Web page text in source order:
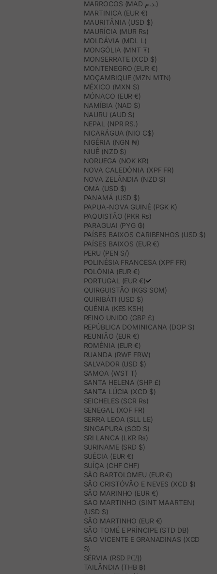
MARROCOS (MAD د.م.)
MARTINICA (EUR €)
MAURITÂNIA (USD $)
MAURÍCIA (MUR ₨)
MOLDÁVIA (MDL L)
MONGÓLIA (MNT ₮)
MONSERRATE (XCD $)
MONTENEGRO (EUR €)
MOÇAMBIQUE (MZN MTN)
MÉXICO (MXN $)
MÓNACO (EUR €)
NAMÍBIA (NAD $)
NAURU (AUD $)
NEPAL (NPR RS.)
NICARÁGUA (NIO C$)
NIGÉRIA (NGN ₦)
NIUÊ (NZD $)
NORUEGA (NOK KR)
NOVA CALEDÓNIA (XPF FR)
NOVA ZELÂNDIA (NZD $)
OMÃ (USD $)
PANAMÁ (USD $)
PAPUA-NOVA GUINÉ (PGK K)
PAQUISTÃO (PKR ₨)
PARAGUAI (PYG ₲)
PAÍSES BAIXOS CARIBENHOS (USD $)
PAÍSES BAIXOS (EUR €)
PERU (PEN S/)
POLINÉSIA FRANCESA (XPF FR)
POLÓNIA (EUR €)
PORTUGAL (EUR €)
QUIRGUISTÃO (KGS SOM)
QUIRIBÁTI (USD $)
QUÉNIA (KES KSH)
REINO UNIDO (GBP £)
REPÚBLICA DOMINICANA (DOP $)
REUNIÃO (EUR €)
ROMÉNIA (EUR €)
RUANDA (RWF FRW)
SALVADOR (USD $)
SAMOA (WST T)
SANTA HELENA (SHP £)
SANTA LÚCIA (XCD $)
SEICHELES (SCR ₨)
SENEGAL (XOF FR)
SERRA LEOA (SLL LE)
SINGAPURA (SGD $)
SRI LANCA (LKR ₨)
SURINAME (SRD $)
SUÉCIA (EUR €)
SUÍÇA (CHF CHF)
SÃO BARTOLOMEU (EUR €)
SÃO CRISTÓVÃO E NEVES (XCD $)
SÃO MARINHO (EUR €)
SÃO MARTINHO (SINT MAARTEN)
(USD $)
SÃO MARTINHO (EUR €)
SÃO TOMÉ E PRÍNCIPE (STD DB)
SÃO VICENTE E GRANADINAS (XCD
$)
SÉRVIA (RSD РСД)
TAILÂNDIA (THB ฿)